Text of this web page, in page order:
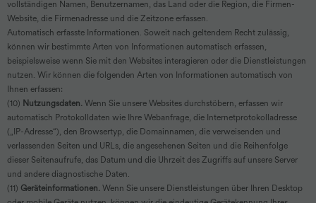
vollständigen Namen, Benutzernamen, das Land oder die Region, die Firmen-
Website, die Firmenadresse und die Zeitzone erfassen.
Automatisch erfasste Informationen. Soweit nach geltendem Recht zulässig,
können wir bestimmte Arten von Informationen automatisch erfassen,
beispielsweise wenn Sie mit den Websites interagieren oder die Dienstleistungen
nutzen. Wir können die folgenden Arten von Informationen automatisch von
Ihnen erfassen:
(10) Nutzungsdaten. Wenn Sie unsere Websites durchstöbern, erfassen wir
automatisch Protokolldaten wie Ihre Webanfrage, die Internetprotokolladresse
(„IP-Adresse“), den Browsertyp, die Domainnamen, die verweisenden und
verlassenden Seiten und URLs, die angesehenen Seiten und die Reihenfolge
dieser Seitenaufrufe, das Datum und die Uhrzeit des Zugriffs auf unsere Server
und andere diagnostische Daten.
(11) Geräteinformationen. Wenn Sie unsere Dienstleistungen über Ihren Desktop